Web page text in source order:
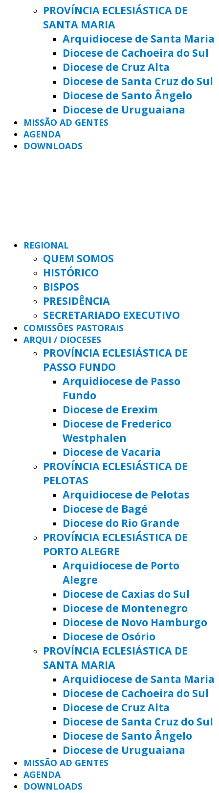
PROVÍNCIA ECLESIÁSTICA DE
SANTA MARIA
Arquidiocese de Santa Maria
Diocese de Cachoeira do Sul
Diocese de Cruz Alta
Diocese de Santa Cruz do Sul
Diocese de Santo Ângelo
Diocese de Uruguaiana
MISSÃO AD GENTES
AGENDA
DOWNLOADS
REGIONAL
QUEM SOMOS
HISTÓRICO
BISPOS
PRESIDÊNCIA
SECRETARIADO EXECUTIVO
COMISSÕES PASTORAIS
ARQUI / DIOCESES
PROVÍNCIA ECLESIÁSTICA DE
PASSO FUNDO
Arquidiocese de Passo
Fundo
Diocese de Erexim
Diocese de Frederico
Westphalen
Diocese de Vacaria
PROVÍNCIA ECLESIÁSTICA DE
PELOTAS
Arquidiocese de Pelotas
Diocese de Bagé
Diocese do Rio Grande
PROVÍNCIA ECLESIÁSTICA DE
PORTO ALEGRE
Arquidiocese de Porto
Alegre
Diocese de Caxias do Sul
Diocese de Montenegro
Diocese de Novo Hamburgo
Diocese de Osório
PROVÍNCIA ECLESIÁSTICA DE
SANTA MARIA
Arquidiocese de Santa Maria
Diocese de Cachoeira do Sul
Diocese de Cruz Alta
Diocese de Santa Cruz do Sul
Diocese de Santo Ângelo
Diocese de Uruguaiana
MISSÃO AD GENTES
AGENDA
DOWNLOADS